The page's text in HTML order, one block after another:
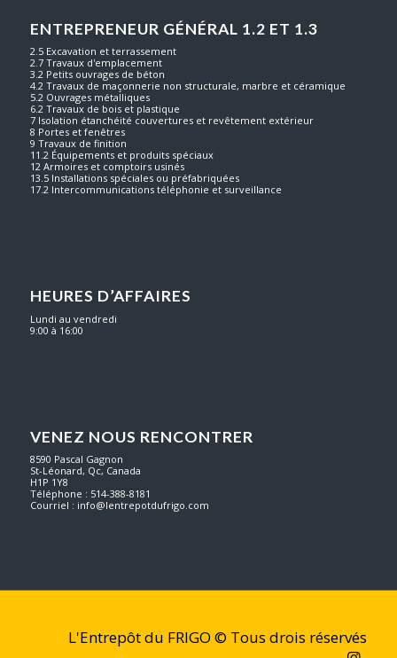
ENTREPRENEUR GÉNÉRAL 1.2 ET 1.3
2.5 Excavation et terrassement
2.7 Travaux d'emplacement
3.2 Petits ouvrages de béton
4.2 Travaux de maçonnerie non structurale, marbre et céramique
5.2 Ouvrages métalliques
6.2 Travaux de bois et plastique
7 Isolation étanchéité couvertures et revêtement extérieur
8 Portes et fenêtres
9 Travaux de finition
11.2 Équipements et produits spéciaux
12 Armoires et comptoirs usinés
13.5 Installations spéciales ou préfabriquées
17.2 Intercommunications téléphonie et surveillance
HEURES D’AFFAIRES
Lundi au vendredi
9:00 à 16:00
VENEZ NOUS RENCONTRER
8590 Pascal Gagnon
St-Léonard, Qc, Canada
H1P 1Y8
Téléphone : 514-388-8181
Courriel : info@lentrepotdufrigo.com
L'Entrepôt du FRIGO © Tous drois réservés